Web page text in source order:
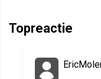
Topreactie